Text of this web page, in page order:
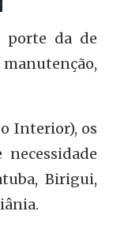
porte da de
Interior), os
Birigui,